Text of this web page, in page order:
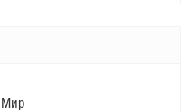
Мир